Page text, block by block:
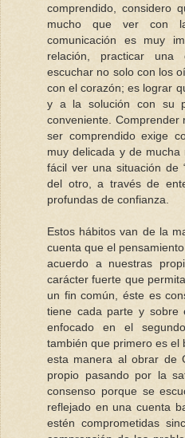
comprendido, considero
mucho que ver con
comunicación es muy
relación, practicar una
escuchar no solo con los
con el corazón; es lograr
y a la solución con su
conveniente. Comprender
ser comprendido exige
muy delicada y de
fácil ver una situación de
del otro, a través de
profundas de confianza.
Estos hábitos van de la
cuenta que el
acuerdo a nuestras
carácter fuerte que
un fin común, éste es
tiene cada parte y sobre
enfocado en el
también que primero es el
esta manera al obrar de
propio pasando por la
consenso porque se
reflejado en una cuenta
estén comprometidas